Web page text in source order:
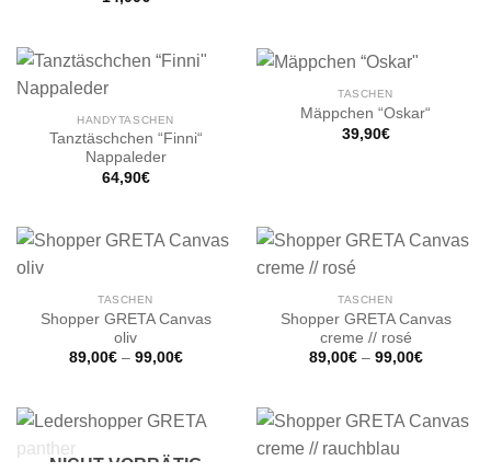
HANDYTASCHEN
Tanztäschchen “Finni“
Nappaleder
64,90€
TASCHEN
Mäppchen “Oskar“
39,90€
TASCHEN
Shopper GRETA Canvas
oliv
89,00€– 99,00€
TASCHEN
Shopper GRETA Canvas
creme // rosé
89,00€– 99,00€
NICHT VORRÄTIG